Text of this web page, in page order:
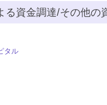
る資金調達/その他の
タル